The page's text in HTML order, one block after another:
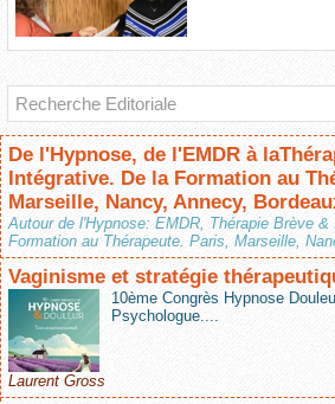
De l'Hypnose, de l'EMDR à
Intégrative. De la Formation au
Marseille, Nancy, Annecy,
Autour de l'Hypnose: EMDR, Thérapie Brève
Formation au Thérapeute. Paris, Marseille,
Vaginisme et stratégie
10ème Congrès Hypnose
Psychologue....
Laurent Gross